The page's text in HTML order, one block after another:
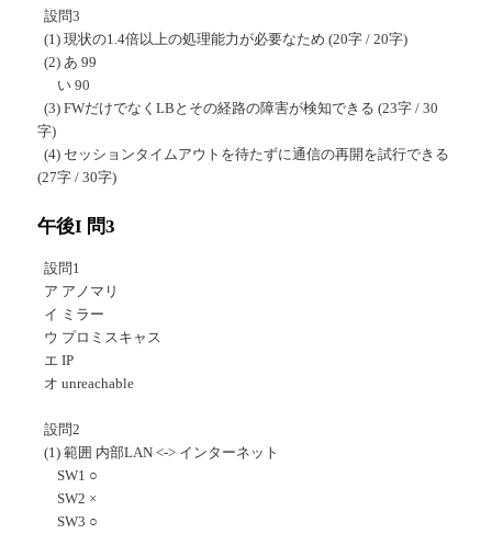
設問3
(1) 現状の1.4倍以上の処理能力が必要なため (20字 / 20字)
(2) あ 99
い 90
(3) FWだけでなくLBとその経路の障害が検知できる (23字 / 30
字)
(4) セッションタイムアウトを待たずに通信の再開を試行できる
(27字 / 30字)
午後I 問3
設問1
ア アノマリ
イ ミラー
ウ プロミスキャス
エ IP
オ unreachable
設問2
(1) 範囲 内部LAN <-> インターネット
SW1 ○
SW2 ×
SW3 ○